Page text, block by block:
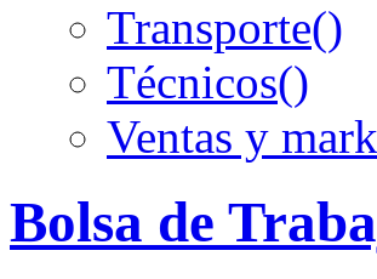
Transporte()
Técnicos()
Ventas y
Bolsa de